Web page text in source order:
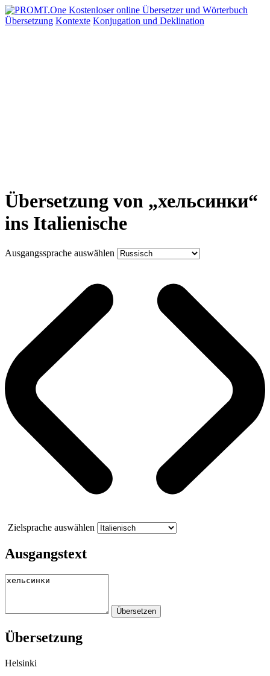
Übersetzung Kontexte Konjugation und Deklination
Übersetzung von „хельсинки“
ins Italienische
Ausgangssprache auswählen
Zielsprache auswählen
Ausgangstext
Übersetzung
Helsinki